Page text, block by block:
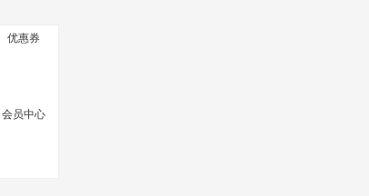
优惠券
会员中心